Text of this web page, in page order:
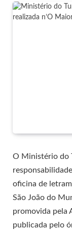
O Ministério do
oficina de
São João do
promovida pela
publicada pelo